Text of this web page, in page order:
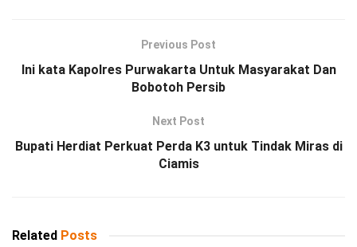
Previous Post
Ini kata Kapolres Purwakarta Untuk Masyarakat Dan
Bobotoh Persib
Next Post
Bupati Herdiat Perkuat Perda K3 untuk Tindak Miras di
Ciamis
Related Posts